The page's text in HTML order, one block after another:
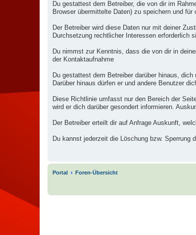
Du gestattest dem Betreiber, die von dir im
Browser übermittelte Daten) zu speichern und
Der Betreiber wird diese Daten nur mit deiner
Durchsetzung rechtlicher Interessen erforderlich
Du nimmst zur Kenntnis, dass die von dir in
der Kontaktaufnahme
Du gestattest dem Betreiber darüber hinaus,
Darüber hinaus dürfen er und andere Benutzer
Diese Richtlinie umfasst nur den Bereich der
wird er dich darüber gesondert informieren.
Der Betreiber erteilt dir auf Anfrage Auskunft,
Du kannst jederzeit die Löschung bzw. Sperrung
Portal Foren-Übersicht